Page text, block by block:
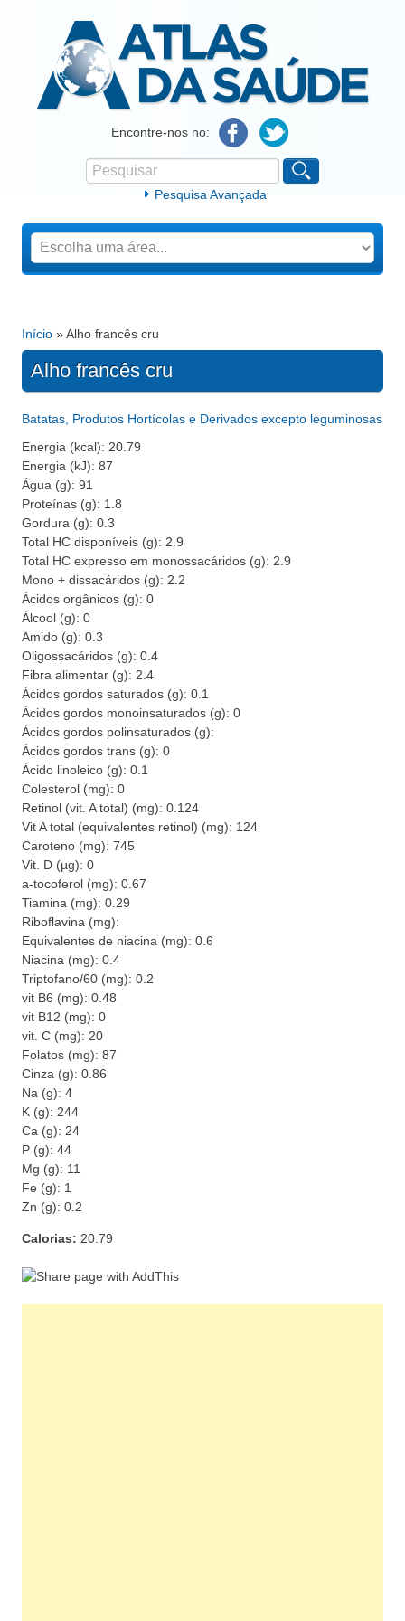
Atlas da SaúdeEncontre-nos no:
Formulário de procura
Pesquisar
Pesquisa Avançada
Está aqui
Início » Alho francês cru
Alho francês cru
Batatas, Produtos Hortícolas e Derivados excepto leguminosas
Energia (kcal): 20.79
Energia (kJ): 87
Água (g): 91
Proteínas (g): 1.8
Gordura (g): 0.3
Total HC disponíveis (g): 2.9
Total HC expresso em monossacáridos (g): 2.9
Mono + dissacáridos (g): 2.2
Ácidos orgânicos (g): 0
Álcool (g): 0
Amido (g): 0.3
Oligossacáridos (g): 0.4
Fibra alimentar (g): 2.4
Ácidos gordos saturados (g): 0.1
Ácidos gordos monoinsaturados (g): 0
Ácidos gordos polinsaturados (g):
Ácidos gordos trans (g): 0
Ácido linoleico (g): 0.1
Colesterol (mg): 0
Retinol (vit. A total) (mg): 0.124
Vit A total (equivalentes retinol) (mg): 124
Caroteno (mg): 745
Vit. D (µg): 0
a-tocoferol (mg): 0.67
Tiamina (mg): 0.29
Riboflavina (mg):
Equivalentes de niacina (mg): 0.6
Niacina (mg): 0.4
Triptofano/60 (mg): 0.2
vit B6 (mg): 0.48
vit B12 (mg): 0
vit. C (mg): 20
Folatos (mg): 87
Cinza (g): 0.86
Na (g): 4
K (g): 244
Ca (g): 24
P (g): 44
Mg (g): 11
Fe (g): 1
Zn (g): 0.2
Calorias: 20.79